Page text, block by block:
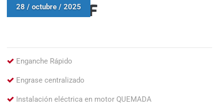
VOLVO L70F
28 / octubre / 2025
Enganche Rápido
Engrase centralizado
Instalación eléctrica en motor QUEMADA